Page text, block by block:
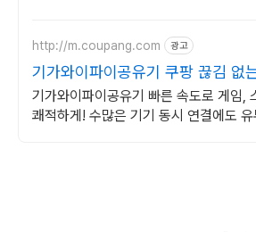
http://m.coupang.com 광고
기가와이파이공유기 쿠팡 끊김 없
세요
기가와이파이공유기 빠른 속도로 게임,
쾌적하게! 수많은 기기 동시 연결에도